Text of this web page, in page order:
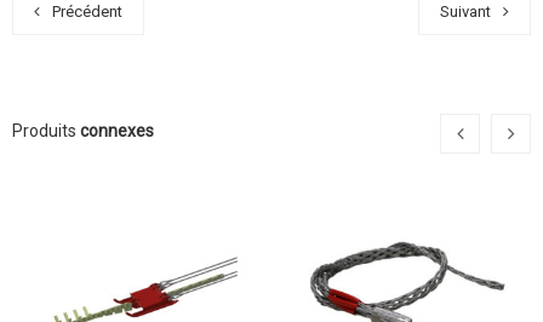
Précédent Suivant
Produits connexes